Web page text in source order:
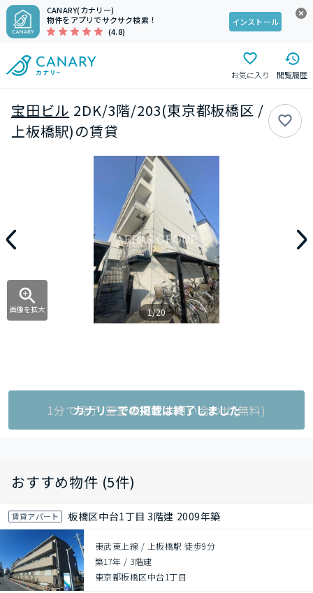
CANARY(カナリー)
物件をアプリでサクサク検索！
(4.8)
インストール
お気に入り 閲覧履歴
宝田ビル 2DK/3階/203(東京都板橋区 /
上板橋駅)の賃貸
画像を拡大 1/20
1分で完了!空室状況をお問い合わせ(無料)
カナリーでの掲載は終了しました
おすすめ物件 (5件)
賃貸アパート 板橋区中台1丁目 3階建 2009年築
東武東上線 / 上板橋駅 徒歩9分
築17年 / 3階建
東京都板橋区中台1丁目